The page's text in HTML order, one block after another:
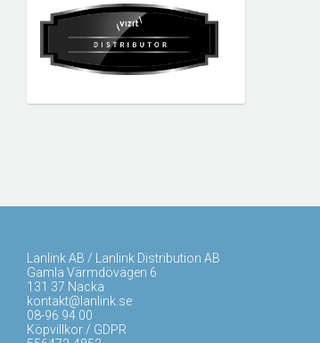
Lanlink AB / Lanlink Distribution AB
Gamla Värmdövägen 6
131 37 Nacka
kontakt@lanlink.se
08-96 94 00
Köpvillkor / GDPR